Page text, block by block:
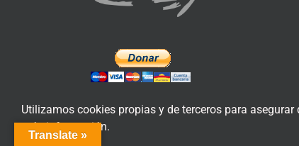
Translate »
Utilizamos cookies propias y de terceros para
más información.